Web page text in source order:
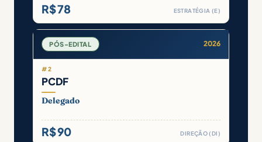
R$ 78 ESTRATÉGIA (E)
PÓS-EDITAL 2026
#2
PCDF
Delegado
R$ 90 DIREÇÃO (DI)